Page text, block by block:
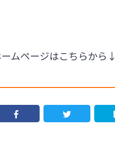
ムページはこちらから↓